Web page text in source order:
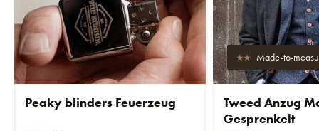
Peaky blinders Feuerzeug
Made-to-
Tweed Anzug
Gesprenkelt